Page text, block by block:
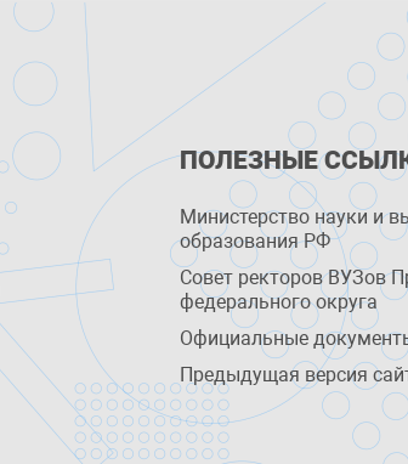
ПОЛЕЗНЫЕ
Министерство науки и
образования РФ
Совет ректоров ВУЗов
федерального округа
Официальные
Предыдущая версия